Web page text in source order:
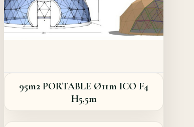
95m2 PORTABLE Ø11m ICO F4
H5,5m